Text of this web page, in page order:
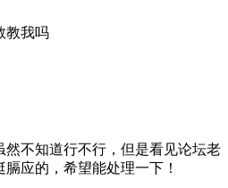
教我吗
然不知道行不行，但是看见论坛老
应的，希望能处理一下！